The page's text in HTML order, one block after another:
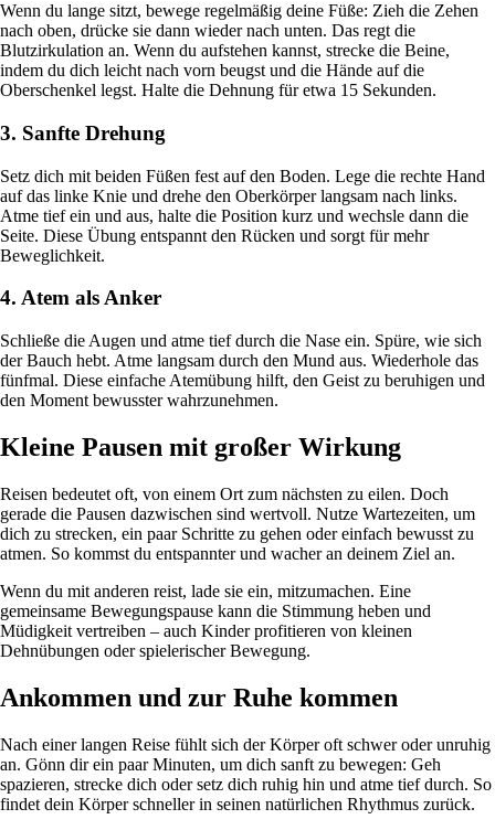
Wenn du lange sitzt, bewege regelmäßig deine Füße: Zieh die Zehen
nach oben, drücke sie dann wieder nach unten. Das regt die
Blutzirkulation an. Wenn du aufstehen kannst, strecke die Beine,
indem du dich leicht nach vorn beugst und die Hände auf die
Oberschenkel legst. Halte die Dehnung für etwa 15 Sekunden.
3. Sanfte Drehung
Setz dich mit beiden Füßen fest auf den Boden. Lege die rechte Hand
auf das linke Knie und drehe den Oberkörper langsam nach links.
Atme tief ein und aus, halte die Position kurz und wechsle dann die
Seite. Diese Übung entspannt den Rücken und sorgt für mehr
Beweglichkeit.
4. Atem als Anker
Schließe die Augen und atme tief durch die Nase ein. Spüre, wie sich
der Bauch hebt. Atme langsam durch den Mund aus. Wiederhole das
fünfmal. Diese einfache Atemübung hilft, den Geist zu beruhigen und
den Moment bewusster wahrzunehmen.
Kleine Pausen mit großer Wirkung
Reisen bedeutet oft, von einem Ort zum nächsten zu eilen. Doch
gerade die Pausen dazwischen sind wertvoll. Nutze Wartezeiten, um
dich zu strecken, ein paar Schritte zu gehen oder einfach bewusst zu
atmen. So kommst du entspannter und wacher an deinem Ziel an.
Wenn du mit anderen reist, lade sie ein, mitzumachen. Eine
gemeinsame Bewegungspause kann die Stimmung heben und
Müdigkeit vertreiben – auch Kinder profitieren von kleinen
Dehnübungen oder spielerischer Bewegung.
Ankommen und zur Ruhe kommen
Nach einer langen Reise fühlt sich der Körper oft schwer oder unruhig
an. Gönn dir ein paar Minuten, um dich sanft zu bewegen: Geh
spazieren, strecke dich oder setz dich ruhig hin und atme tief durch. So
findet dein Körper schneller in seinen natürlichen Rhythmus zurück.